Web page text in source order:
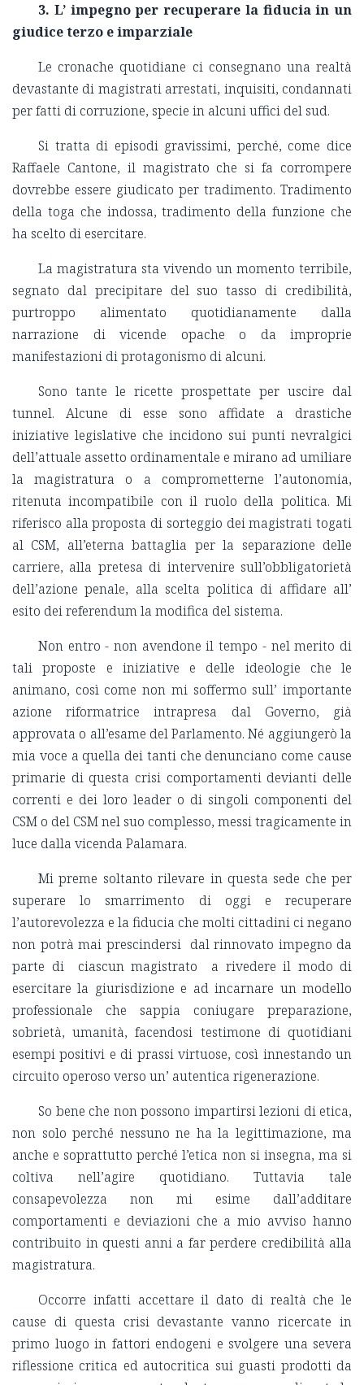
3. L’ impegno per recuperare la fiducia in un
giudice terzo e imparziale
Le cronache quotidiane ci consegnano una realtà
devastante di magistrati arrestati, inquisiti, condannati
per fatti di corruzione, specie in alcuni uffici del sud.
Si tratta di episodi gravissimi, perché, come dice
Raffaele Cantone, il magistrato che si fa corrompere
dovrebbe essere giudicato per tradimento. Tradimento
della toga che indossa, tradimento della funzione che
ha scelto di esercitare.
La magistratura sta vivendo un momento terribile,
segnato dal precipitare del suo tasso di credibilità,
purtroppo alimentato quotidianamente dalla
narrazione di vicende opache o da improprie
manifestazioni di protagonismo di alcuni.
Sono tante le ricette prospettate per uscire dal
tunnel. Alcune di esse sono affidate a drastiche
iniziative legislative che incidono sui punti nevralgici
dell’attuale assetto ordinamentale e mirano ad umiliare
la magistratura o a comprometterne l’autonomia,
ritenuta incompatibile con il ruolo della politica. Mi
riferisco alla proposta di sorteggio dei magistrati togati
al CSM, all’eterna battaglia per la separazione delle
carriere, alla pretesa di intervenire sull’obbligatorietà
dell’azione penale, alla scelta politica di affidare all’
esito dei referendum la modifica del sistema.
Non entro - non avendone il tempo - nel merito di
tali proposte e iniziative e delle ideologie che le
animano, così come non mi soffermo sull’ importante
azione riformatrice intrapresa dal Governo, già
approvata o all’esame del Parlamento. Né aggiungerò la
mia voce a quella dei tanti che denunciano come cause
primarie di questa crisi comportamenti devianti delle
correnti e dei loro leader o di singoli componenti del
CSM o del CSM nel suo complesso, messi tragicamente in
luce dalla vicenda Palamara.
Mi preme soltanto rilevare in questa sede che per
superare lo smarrimento di oggi e recuperare
l’autorevolezza e la fiducia che molti cittadini ci negano
non potrà mai prescindersi dal rinnovato impegno da
parte di ciascun magistrato a rivedere il modo di
esercitare la giurisdizione e ad incarnare un modello
professionale che sappia coniugare preparazione,
sobrietà, umanità, facendosi testimone di quotidiani
esempi positivi e di prassi virtuose, così innestando un
circuito operoso verso un’ autentica rigenerazione.
So bene che non possono impartirsi lezioni di etica,
non solo perché nessuno ne ha la legittimazione, ma
anche e soprattutto perché l’etica non si insegna, ma si
coltiva nell’agire quotidiano. Tuttavia tale
consapevolezza non mi esime dall’additare
comportamenti e deviazioni che a mio avviso hanno
contribuito in questi anni a far perdere credibilità alla
magistratura.
Occorre infatti accettare il dato di realtà che le
cause di questa crisi devastante vanno ricercate in
primo luogo in fattori endogeni e svolgere una severa
riflessione critica ed autocritica sui guasti prodotti da